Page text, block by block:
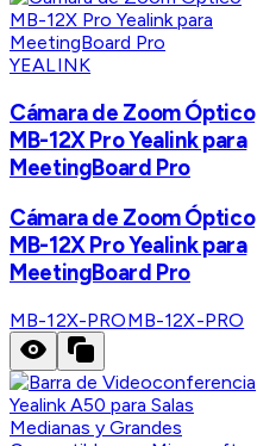
YEALINK
Cámara de Zoom Óptico
MB-12X Pro Yealink para
MeetingBoard Pro
Cámara de Zoom Óptico
MB-12X Pro Yealink para
MeetingBoard Pro
MB-12X-PROMB-12X-PRO